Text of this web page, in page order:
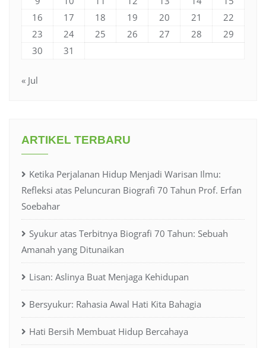
16
17 18 19 20 21
22
23
24 25 26 27 28
29
30
31
« Jul
ARTIKEL TERBARU
Ketika Perjalanan Hidup Menjadi Warisan Ilmu:
Refleksi atas Peluncuran Biografi 70 Tahun Prof. Erfan
Soebahar
Syukur atas Terbitnya Biografi 70 Tahun: Sebuah
Amanah yang Ditunaikan
Lisan: Aslinya Buat Menjaga Kehidupan
Bersyukur: Rahasia Awal Hati Kita Bahagia
Hati Bersih Membuat Hidup Bercahaya